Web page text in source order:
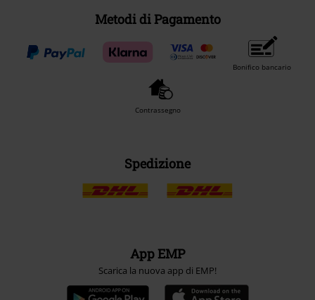
Metodi di Pagamento
Bonifico bancario
Contrassegno
Spedizione
App EMP
Scarica la nuova app di EMP!